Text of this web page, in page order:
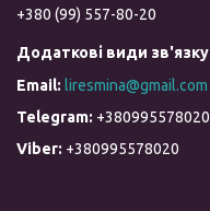
+380 (99) 557-80-20
liresmina@gmail.com
+380995578020
+380995578020